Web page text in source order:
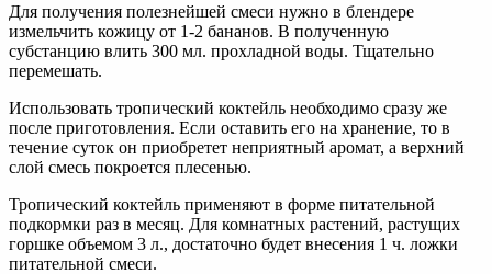
Для получения полезнейшей смеси нужно в блендере
измельчить кожицу от 1-2 бананов. В полученную
субстанцию влить 300 мл. прохладной воды. Тщательно
перемешать.
Использовать тропический коктейль необходимо сразу же
после приготовления. Если оставить его на хранение, то в
течение суток он приобретет неприятный аромат, а верхний
слой смесь покроется плесенью.
Тропический коктейль применяют в форме питательной
подкормки раз в месяц. Для комнатных растений, растущих
горшке объемом 3 л., достаточно будет внесения 1 ч. ложки
питательной смеси.